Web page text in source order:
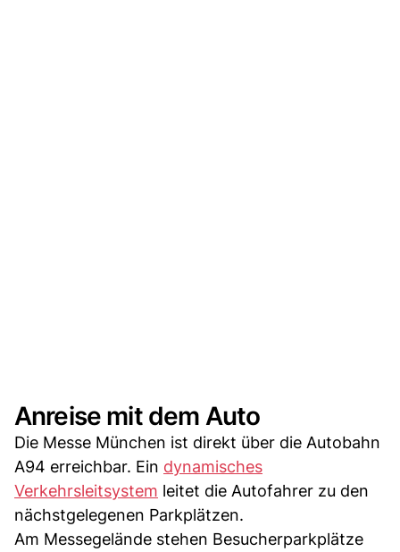
Anreise mit dem Auto
Die Messe München ist direkt über die Autobahn
A94 erreichbar. Ein dynamisches
Verkehrsleitsystem leitet die Autofahrer zu den
nächstgelegenen Parkplätzen.
Am Messegelände stehen Besucherparkplätze